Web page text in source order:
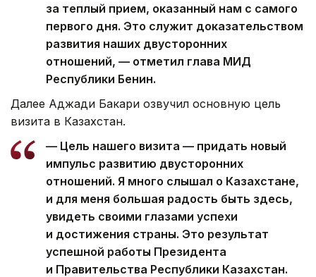
за теплый прием, оказанный нам с самого
первого дня. Это служит доказательством
развития наших двусторонних
отношений, — отметил глава МИД
Республики Бенин.
Далее Аджади Бакари озвучил основную цель
визита в Казахстан.
— Цель нашего визита — придать новый
импульс развитию двусторонних
отношений. Я много слышал о Казахстане,
и для меня большая радость быть здесь,
увидеть своими глазами успехи
и достижения страны. Это результат
успешной работы Президента
и Правительства Республики Казахстан.